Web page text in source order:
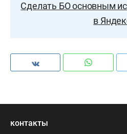
Сделать БО основным
в
контакты